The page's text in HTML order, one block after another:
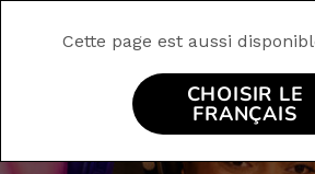
Cette page est aussi
CHOISIR LE
FRANÇAIS